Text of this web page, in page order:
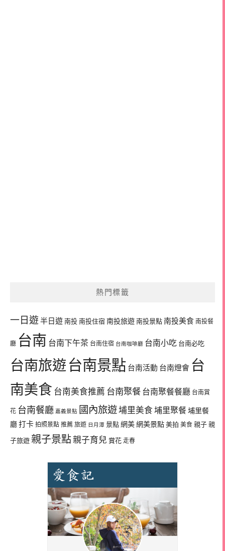
熱門標籤
一日遊半日遊 南投 南投住宿 南投旅遊 南投景點 南投美食 南投餐
廳 台南 台南下午茶 台南住宿 台南咖啡廳 台南小吃 台南必吃
台南旅遊 台南景點 台南活動 台南燈會 台
南美食 台南美食推薦 台南聚餐 台南聚餐餐廳 台南賞
花 台南餐廳 嘉義景點 國內旅遊埔里美食 埔里聚餐埔里餐
廳打卡 拍照景點 推薦 旅遊 日月潭 景點 網美網美景點 美拍 美食 親子 親
子旅遊 親子景點親子育兒 賞花 走春